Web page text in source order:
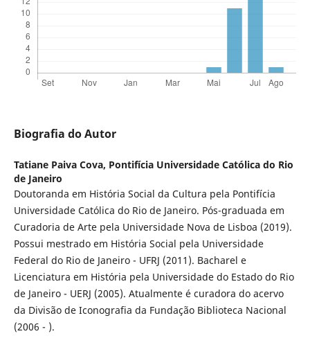
Biografia do Autor
Tatiane Paiva Cova, Pontifícia Universidade Católica do Rio
de Janeiro
Doutoranda em História Social da Cultura pela Pontifícia
Universidade Católica do Rio de Janeiro. Pós-graduada em
Curadoria de Arte pela Universidade Nova de Lisboa (2019).
Possui mestrado em História Social pela Universidade
Federal do Rio de Janeiro - UFRJ (2011). Bacharel e
Licenciatura em História pela Universidade do Estado do Rio
de Janeiro - UERJ (2005). Atualmente é curadora do acervo
da Divisão de Iconografia da Fundação Biblioteca Nacional
(2006 - ).